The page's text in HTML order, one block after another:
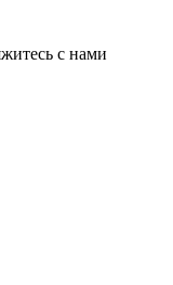
с нами